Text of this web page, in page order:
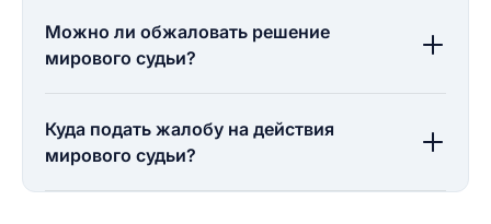
Можно ли обжаловать решение
мирового судьи?
Куда подать жалобу на действия
мирового судьи?